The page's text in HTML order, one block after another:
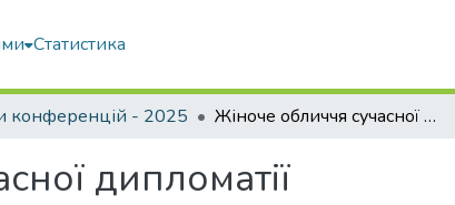
Статистика
конференцій - 2025 Жіноче обличчя сучасної дипломатії
дипломатії